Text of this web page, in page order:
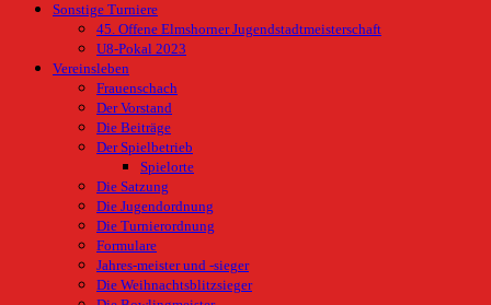
Sonstige Turniere
45. Offene Elmshorner Jugendstadtmeisterschaft
U8-Pokal 2023
Vereinsleben
Frauenschach
Der Vorstand
Die Beiträge
Der Spielbetrieb
Spielorte
Die Satzung
Die Jugendordnung
Die Turnierordnung
Formulare
Jahres-meister und -sieger
Die Weihnachtsblitzsieger